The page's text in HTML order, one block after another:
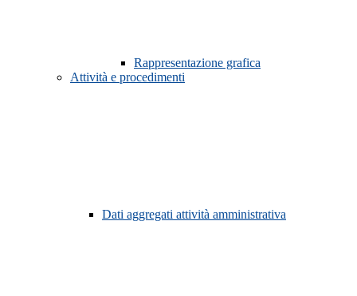
Rappresentazione grafica
Attività e procedimenti
Dati aggregati attività amministrativa